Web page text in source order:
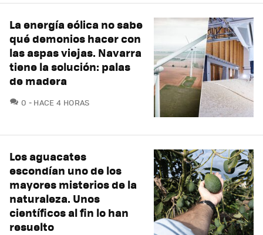
La energía eólica no sabe
qué demonios hacer con
las aspas viejas. Navarra
tiene la solución: palas
de madera
0 COMENTARIOS
HACE 4 HORAS
Los aguacates
escondían uno de los
mayores misterios de la
naturaleza. Unos
científicos al fin lo han
resuelto